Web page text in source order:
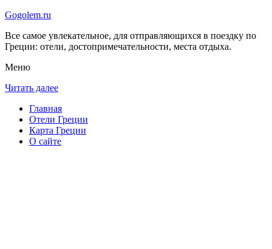
Gogolem.ru
Все самое увлекательное, для отправляющихся в поездку по
Греции: отели, достопримечательности, места отдыха.
Меню
Читать далее
Главная
Отели Греции
Карта Греции
О сайте